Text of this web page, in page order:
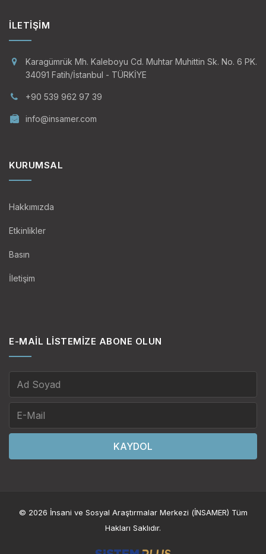
İLETIŞIM
Karagümrük Mh. Kaleboyu Cd. Muhtar Muhittin Sk. No. 6 PK.
34091 Fatih/İstanbul - TÜRKİYE
+90 539 962 97 39
info@insamer.com
KURUMSAL
Hakkımızda
Etkinlikler
Basın
İletişim
E-MAIL LISTEMIZE ABONE OLUN
KAYDOL
© 2026 İnsani ve Sosyal Araştırmalar Merkezi (İNSAMER) Tüm
Hakları Saklıdır.